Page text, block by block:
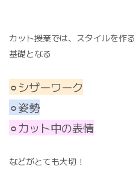
カット授業では、スタイルを作
基礎となる
⚪︎シザーワーク
⚪︎姿勢
⚪︎カット中の表情
などがとても大切！